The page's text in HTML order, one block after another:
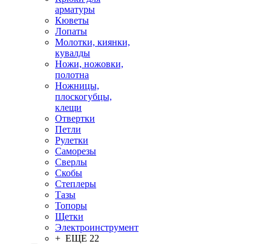
арматуры
Кюветы
Лопаты
Молотки, киянки,
кувалды
Ножи, ножовки,
полотна
Ножницы,
плоскогубцы,
клещи
Отвертки
Петли
Рулетки
Саморезы
Сверлы
Скобы
Степлеры
Тазы
Топоры
Щетки
Электроинструмент
+ ЕЩЕ 22